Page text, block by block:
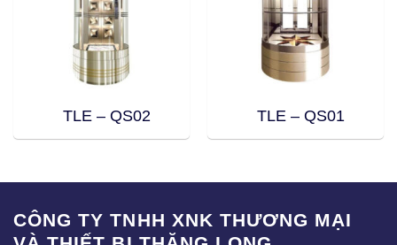
TLE – QS02 TLE – QS01
CÔNG TY TNHH XNK THƯƠNG MẠI